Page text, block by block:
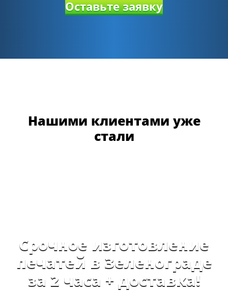
Оставьте заявку
Нашими клиентами уже
стали
Срочное изготовление
печатей в Зеленограде
за 2 часа + доставка!